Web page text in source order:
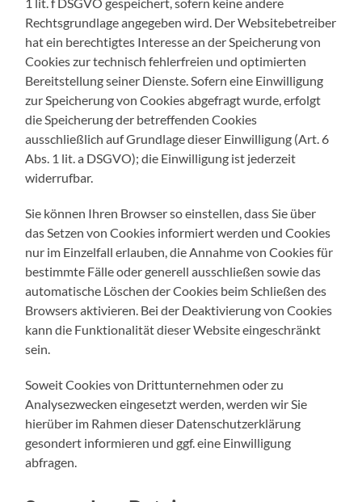
Rechtsgrundlage angegeben wird. Der Websitebetreiber
hat ein berechtigtes Interesse an der Speicherung von
Cookies zur technisch fehlerfreien und optimierten
Bereitstellung seiner Dienste. Sofern eine Einwilligung
zur Speicherung von Cookies abgefragt wurde, erfolgt
die Speicherung der betreffenden Cookies
ausschließlich auf Grundlage dieser Einwilligung (Art. 6
Abs. 1 lit. a DSGVO); die Einwilligung ist jederzeit
widerrufbar.
Sie können Ihren Browser so einstellen, dass Sie über
das Setzen von Cookies informiert werden und Cookies
nur im Einzelfall erlauben, die Annahme von Cookies für
bestimmte Fälle oder generell ausschließen sowie das
automatische Löschen der Cookies beim Schließen des
Browsers aktivieren. Bei der Deaktivierung von Cookies
kann die Funktionalität dieser Website eingeschränkt
sein.
Soweit Cookies von Drittunternehmen oder zu
Analysezwecken eingesetzt werden, werden wir Sie
hierüber im Rahmen dieser Datenschutzerklärung
gesondert informieren und ggf. eine Einwilligung
abfragen.